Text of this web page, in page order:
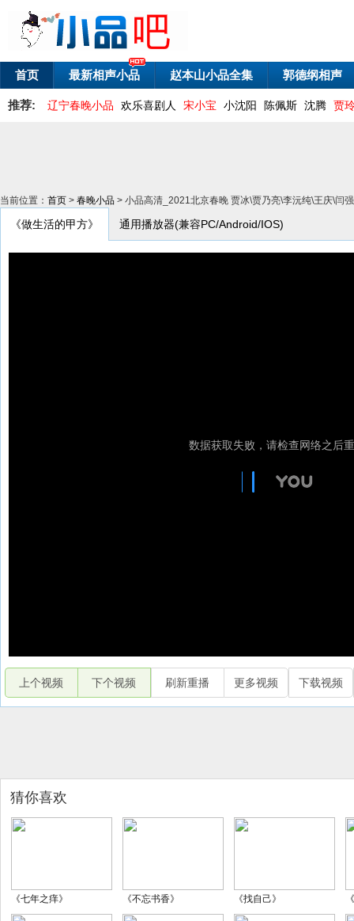
首页 最新相声小品 赵本山小品全集 郭德纲相声
推荐: 辽宁春晚小品 欢乐喜剧人 宋小宝 小沈阳 陈佩斯 沈腾 贾
当前位置： 首页 > 春晚小品 > 小品高清_2021北京春晚 贾冰\贾乃亮\李沅纯\王庆\闫
《做生活的甲方》 通用播放器(兼容PC/Android/IOS)
上个视频 下个视频 刷新重播 更多视频 下载视频
猜你喜欢
《七年之痒》 《不忘书香》 《找自己》